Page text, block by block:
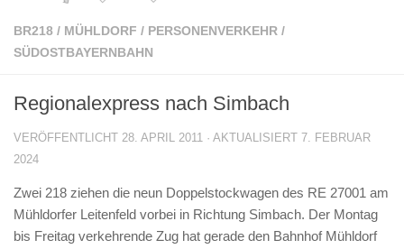
BR218 / MÜHLDORF / PERSONENVERKEHR /
SÜDOSTBAYERNBAHN
Regionalexpress nach Simbach
VERÖFFENTLICHT 28. APRIL 2011 · AKTUALISIERT 7. FEBRUAR
2024
Zwei 218 ziehen die neun Doppelstockwagen des RE 27001 am
Mühldorfer Leitenfeld vorbei in Richtung Simbach. Der Montag
bis Freitag verkehrende Zug hat gerade den Bahnhof Mühldorf